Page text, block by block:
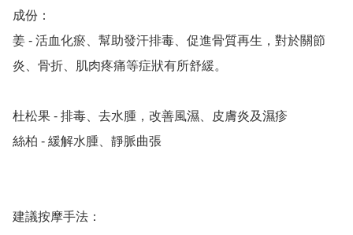
成份：
姜 - 活血化瘀、幫助發汗排毒、促進骨質再生，對於關節
炎、骨折、肌肉疼痛等症狀有所舒緩。
杜松果 - 排毒、去水腫，改善風濕、皮膚炎及濕疹
絲柏 - 緩解水腫、靜脈曲張
建議按摩手法：